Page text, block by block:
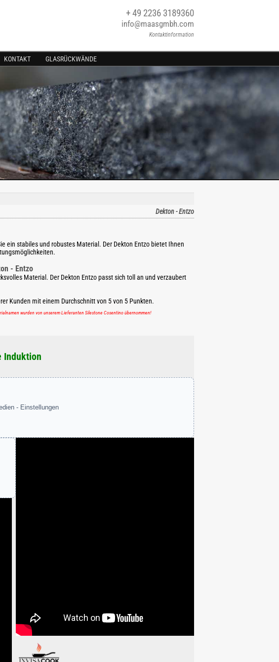
+ 49 2236 3189360
info@maasgmbh.com
Kontaktinformation
KONTAKT GLASRÜCKWÄNDE
Dekton - Entzo
ein stabiles und robustes Material. Der Dekton Entzo bietet Ihnen
- Entzo
Material. Der Dekton Entzo passt sich toll an und verzaubert
Kunden mit einem Durchschnitt von 5von 5 Punkten.
wurden von unserem Lieferanten Silestone Cosentino übernommen!
Induktion
- Einstellungen